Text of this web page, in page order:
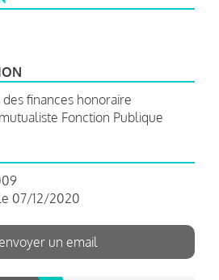
finances honoraire
Fonction Publique
07/12/2020
un email